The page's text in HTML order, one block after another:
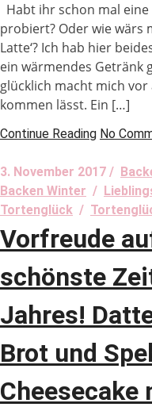
Habt ihr schon mal eine
probiert? Oder wie wärs
Latte‘? Ich hab hier
ein wärmendes Getränk
glücklich macht mich vor
kommen lässt. Ein […]
Continue Reading No
3. November 2017 /
Backen Winter /
Tortenglück /
Vorfreude
schönste
Jahres!
Brot und
Cheesecake